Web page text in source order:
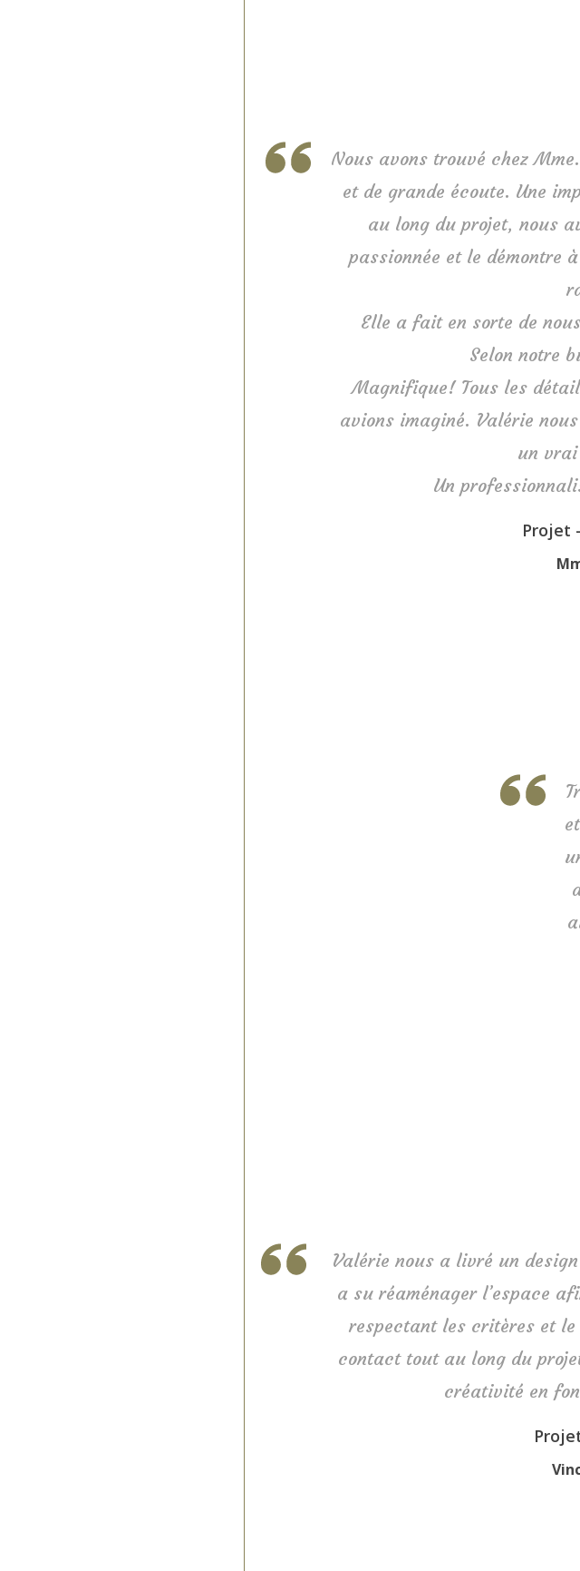
Nous avons trouvé chez
et de grande écoute. Une
au long du projet, nous
passionnée et le démontre
Elle a fait en sorte de
Selon notre
Magnifique! Tous les
avions imaginé. Valérie
un vrai
Un
Projet -
Valérie nous a livré un
a su réaménager l’espace
respectant les critères et
contact tout au long du
créativité en